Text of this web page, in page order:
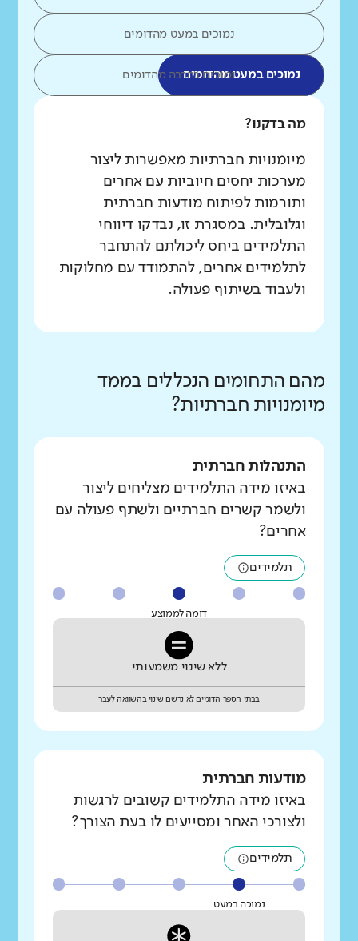
נמוכים במעט מהדומים
נמוכים במעט מהדומיםנמוכים בהרבה מהדומים
מה בדקנו?
מיומנויות חברתיות מאפשרות ליצור
מערכות יחסים חיוביות עם אחרים
ותורמות לפיתוח מודעות חברתית
וגלובלית. במסגרת זו, נבדקו דיווחי
התלמידים ביחס ליכולתם להתחבר
לתלמידים אחרים, להתמודד עם מחלוקות
ולעבוד בשיתוף פעולה.
מהם התחומים הנכללים בממד
מיומנויות חברתיות?
התנהלות חברתית
באיזו מידה התלמידים מצליחים ליצור
ולשמר קשרים חברתיים ולשתף פעולה עם
אחרים?
תלמידים
דומה לממוצע
ללא שינוי משמעותי
בבתי הספר הדומים לא נרשם שינוי בהשוואה לעבר
מודעות חברתית
באיזו מידה התלמידים קשובים לרגשות
ולצורכי האחר ומסייעים לו בעת הצורך?
תלמידים
נמוכה במעט